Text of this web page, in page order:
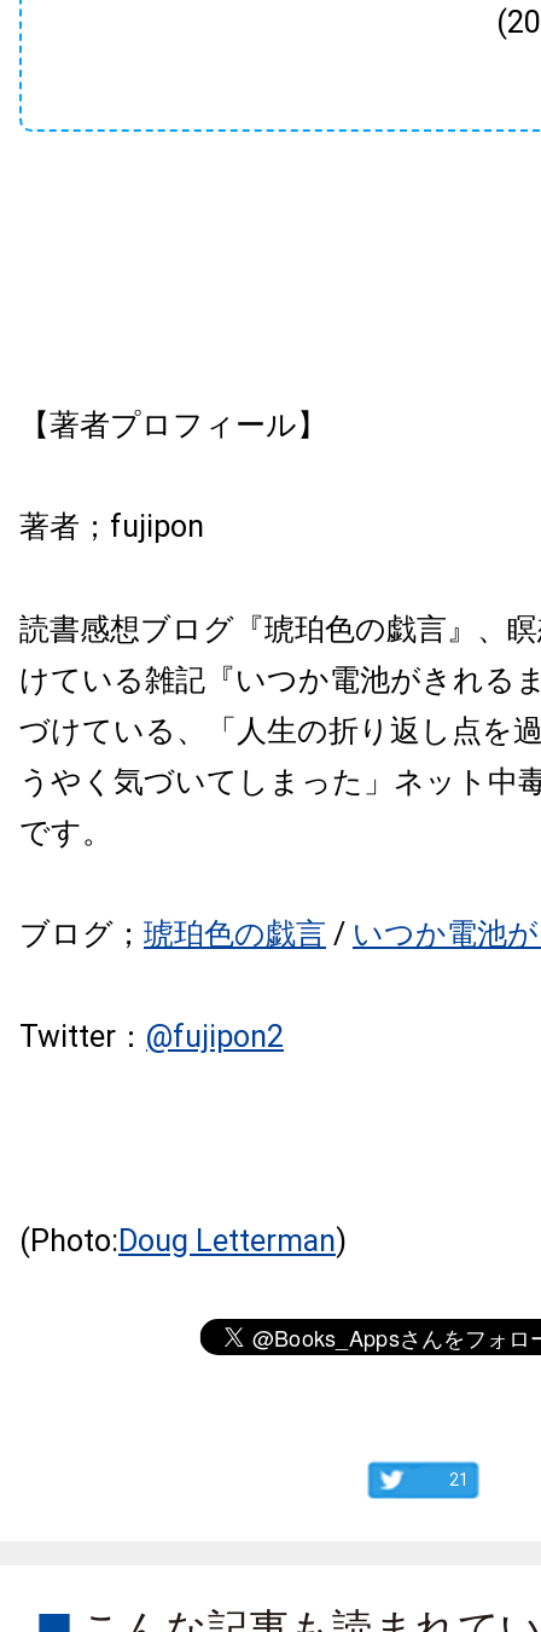
【著者プロフィール】
著者； fujipon
読書感想ブログ『琥珀色の戯言』、
けている雑記『いつか電池がきれる
づけている、「 人生の折り返し点を
うやく気づいてしまった」 ネット中
です。
ブログ； 琥珀色の戯言 / いつか電池
Twitter： @fujipon2
(Photo:Doug Letterman)
21